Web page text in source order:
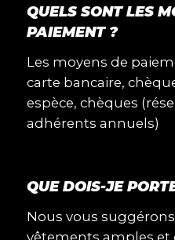
QUELS SONT LES
PAIEMENT ?
Les moyens de
carte bancaire,
espèce, chèques
adhérents annuels)
QUE DOIS-JE
Nous vous